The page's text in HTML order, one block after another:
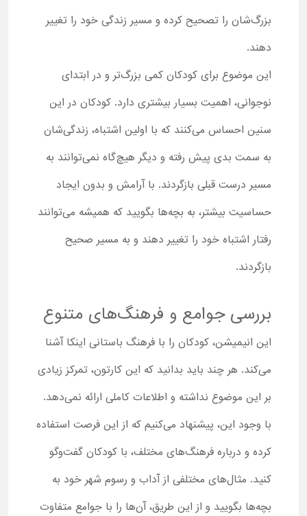
بزرگ‌شان را تصحیح کرده و مسیر زندگی خود را تغییر
دهند.
این موضوع برای کودکان کمی بزرگ‌تر و در ابتدای
نوجوانی، اهمیت بسیار بیشتری دارد. کودکان در این
سنین احساس می‌کنند که با اولین اشتباه، زندگی‌شان
به سمت بدی پیش رفته و دیگر هیچ‌گاه نمی‌توانند به
مسیر درست قبلی بازگردند. با آرامش و بدون ایجاد
حساسیت بیشتر، به بچه‌ها بگویید که همیشه می‌توانند
رفتار اشتباه خود را تغییر دهند و به مسیر صحیح
بازگردند.
بررسی جوامع و فرهنگ‌های متنوع
این انیمیشن، کودکان را با فرهنگ باستانی اینکا آشنا
می‌کند. هر چند باید بدانید که این کارتون، تمرکز زیادی
بر این موضوع نداشته و اطلاعات کاملی ارائه نمی‌دهد.
با وجود این، پیشنهاد می‌کنیم که از این فرصت استفاده
کرده و درباره فرهنگ‌های مختلف، با کودکان گفت‌وگو
کنید. مثال‌های مختلفی از آداب و رسوم شهر خود به
بچه‌ها بگویید و از این طریق، آن‌ها را با جوامع متفاوت